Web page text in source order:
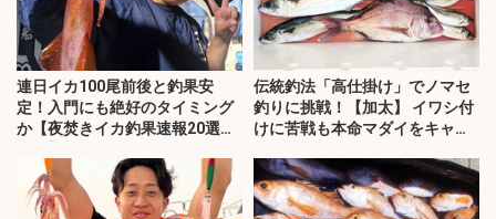
連日イカ100尾前後と釣果安
定！入門にも絶好のタイミング
か【夜焚きイカ釣果速報20選・
伝統釣法「高仕掛け」でノマセ
釣りに挑戦！【加太】 イワシ付
けに苦戦も本命マダイをキャッ